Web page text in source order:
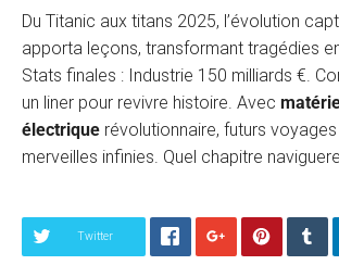
Du Titanic aux titans 2025, l’évolution
apporta leçons, transformant tragédies
Stats finales : Industrie 150 milliards €.
un liner pour revivre histoire. Avec
électrique révolutionnaire, futurs
merveilles infinies. Quel chapitre
Twitter